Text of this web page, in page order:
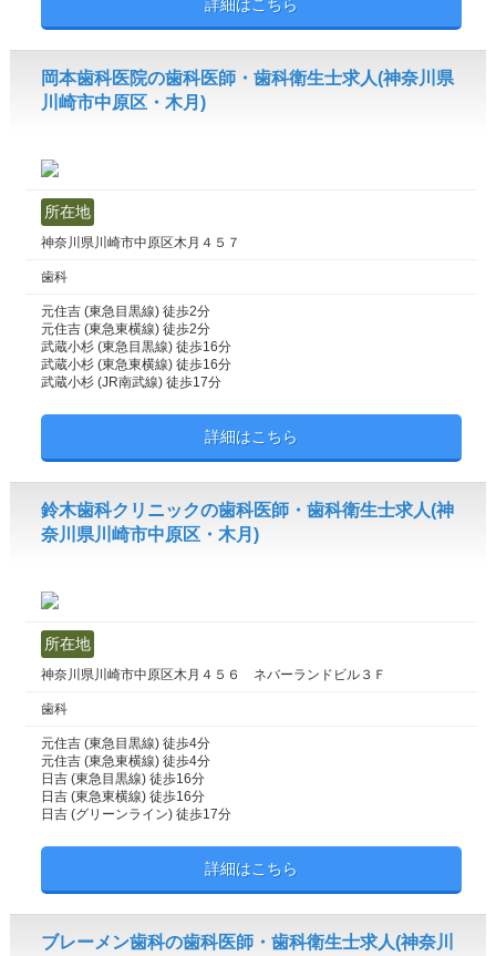
詳細はこちら
岡本歯科医院の歯科医師・歯科衛生士求人(神奈川県
川崎市中原区・木月)
所在地
神奈川県川崎市中原区木月４５７
歯科
元住吉 (東急目黒線) 徒歩2分
元住吉 (東急東横線) 徒歩2分
武蔵小杉 (東急目黒線) 徒歩16分
武蔵小杉 (東急東横線) 徒歩16分
武蔵小杉 (JR南武線) 徒歩17分
詳細はこちら
鈴木歯科クリニックの歯科医師・歯科衛生士求人(神
奈川県川崎市中原区・木月)
所在地
神奈川県川崎市中原区木月４５６ ネバーランドビル３Ｆ
歯科
元住吉 (東急目黒線) 徒歩4分
元住吉 (東急東横線) 徒歩4分
日吉 (東急目黒線) 徒歩16分
日吉 (東急東横線) 徒歩16分
日吉 (グリーンライン) 徒歩17分
詳細はこちら
ブレーメン歯科の歯科医師・歯科衛生士求人(神奈川